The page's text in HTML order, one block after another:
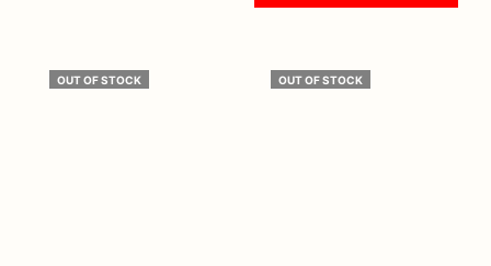
OUT OF STOCK OUT OF STOCK